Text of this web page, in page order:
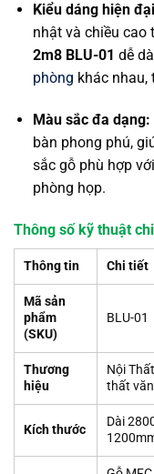
Kiểu dáng hiện
nhật và chiều cao
2m8 BLU-01 dễ
phòng khác nhau,
Màu sắc đa dạng:
bàn phong phú,
sắc gỗ phù hợp
phòng họp.
Thông số kỹ thuật
Thông tin Chi tiết
Mã sản
phẩm
(SKU)
BLU-01
Thương
hiệu
Nội
thất
Kích thước
Dài